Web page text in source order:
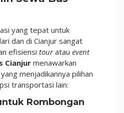
yang tepat untuk
dan di Cianjur sangat
efisiensi touratau event
Cianjurmenawarkan
menjadikannya pilihan
transportasi lain:
Rombongan